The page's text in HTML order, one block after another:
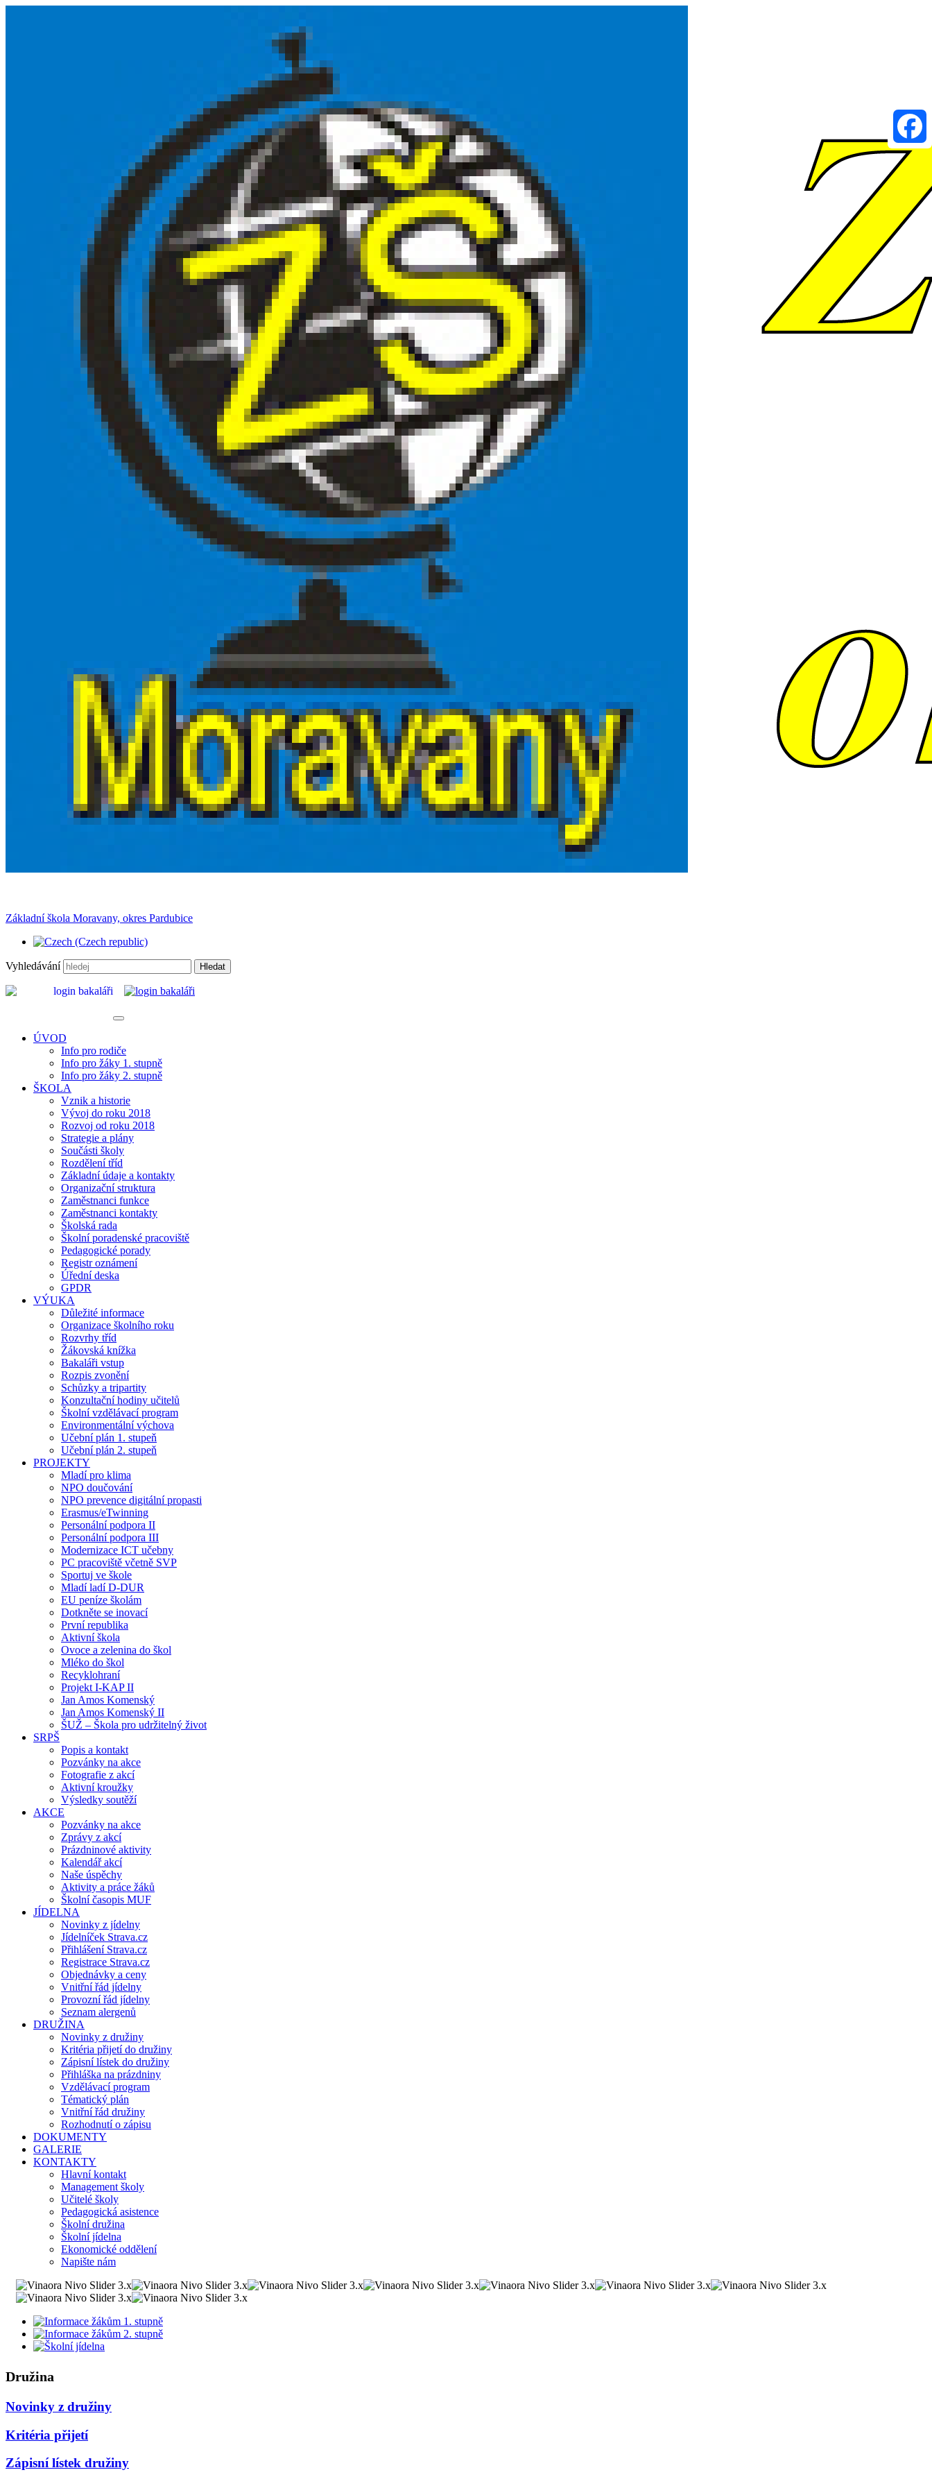
Základní škola Moravany, okres Pardubice
Vyhledávání Hledat
ÚVOD
Info pro rodiče
Info pro žáky 1. stupně
Info pro žáky 2. stupně
ŠKOLA
Vznik a historie
Vývoj do roku 2018
Rozvoj od roku 2018
Strategie a plány
Součásti školy
Rozdělení tříd
Základní údaje a kontakty
Organizační struktura
Zaměstnanci funkce
Zaměstnanci kontakty
Školská rada
Školní poradenské pracoviště
Pedagogické porady
Registr oznámení
Úřední deska
GPDR
VÝUKA
Důležité informace
Organizace školního roku
Rozvrhy tříd
Žákovská knížka
Bakaláři vstup
Rozpis zvonění
Schůzky a tripartity
Konzultační hodiny učitelů
Školní vzdělávací program
Environmentální výchova
Učební plán 1. stupeň
Učební plán 2. stupeň
PROJEKTY
Mladí pro klima
NPO doučování
NPO prevence digitální propasti
Erasmus/eTwinning
Personální podpora II
Personální podpora III
Modernizace ICT učebny
PC pracoviště včetně SVP
Sportuj ve škole
Mladí ladí D-DUR
EU peníze školám
Dotkněte se inovací
První republika
Aktivní škola
Ovoce a zelenina do škol
Mléko do škol
Recyklohraní
Projekt I-KAP II
Jan Amos Komenský
Jan Amos Komenský II
ŠUŽ – Škola pro udržitelný život
SRPŠ
Popis a kontakt
Pozvánky na akce
Fotografie z akcí
Aktivní kroužky
Výsledky soutěží
AKCE
Pozvánky na akce
Zprávy z akcí
Prázdninové aktivity
Kalendář akcí
Naše úspěchy
Aktivity a práce žáků
Školní časopis MUF
JÍDELNA
Novinky z jídelny
Jídelníček Strava.cz
Přihlášení Strava.cz
Registrace Strava.cz
Objednávky a ceny
Vnitřní řád jídelny
Provozní řád jídelny
Seznam alergenů
DRUŽINA
Novinky z družiny
Kritéria přijetí do družiny
Zápisní lístek do družiny
Přihláška na prázdniny
Vzdělávací program
Tématický plán
Vnitřní řád družiny
Rozhodnutí o zápisu
DOKUMENTY
GALERIE
KONTAKTY
Hlavní kontakt
Management školy
Učitelé školy
Pedagogická asistence
Školní družina
Školní jídelna
Ekonomické oddělení
Napište nám
Družina
Novinky z družiny
Kritéria přijetí
Zápisní lístek družiny